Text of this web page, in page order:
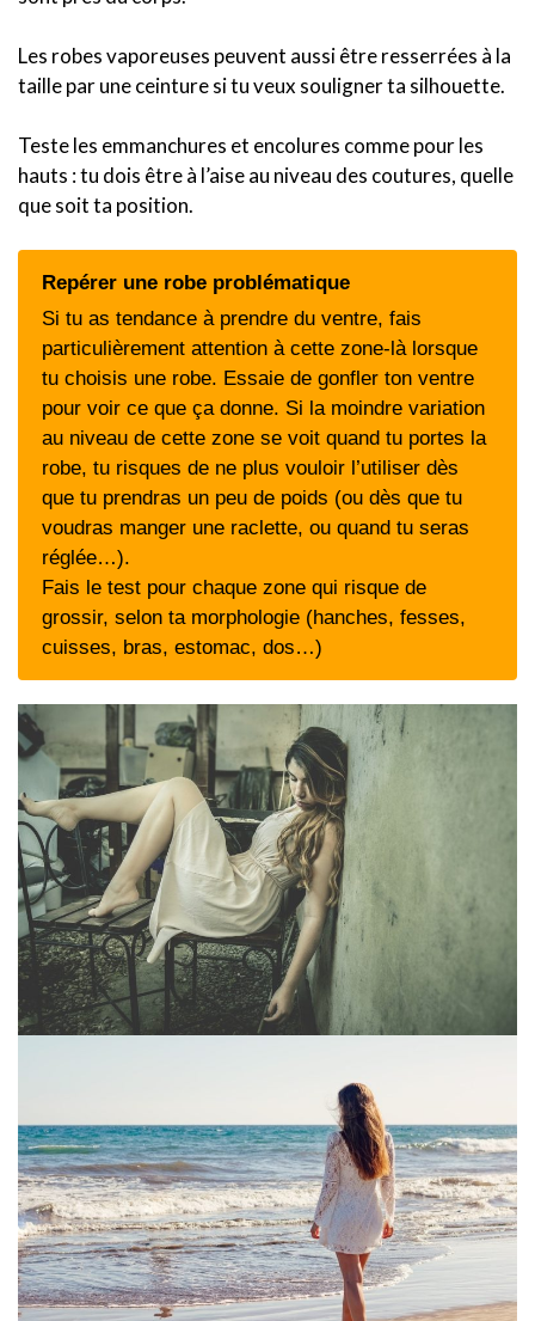
Les robes vaporeuses peuvent aussi être resserrées à la
taille par une ceinture si tu veux souligner ta silhouette.
Teste les emmanchures et encolures comme pour les
hauts : tu dois être à l’aise au niveau des coutures, quelle
que soit ta position.
Repérer une robe problématique
Si tu as tendance à prendre du ventre, fais
particulièrement attention à cette zone-là lorsque
tu choisis une robe. Essaie de gonfler ton ventre
pour voir ce que ça donne. Si la moindre variation
au niveau de cette zone se voit quand tu portes la
robe, tu risques de ne plus vouloir l’utiliser dès
que tu prendras un peu de poids (ou dès que tu
voudras manger une raclette, ou quand tu seras
réglée…).
Fais le test pour chaque zone qui risque de
grossir, selon ta morphologie (hanches, fesses,
cuisses, bras, estomac, dos…)